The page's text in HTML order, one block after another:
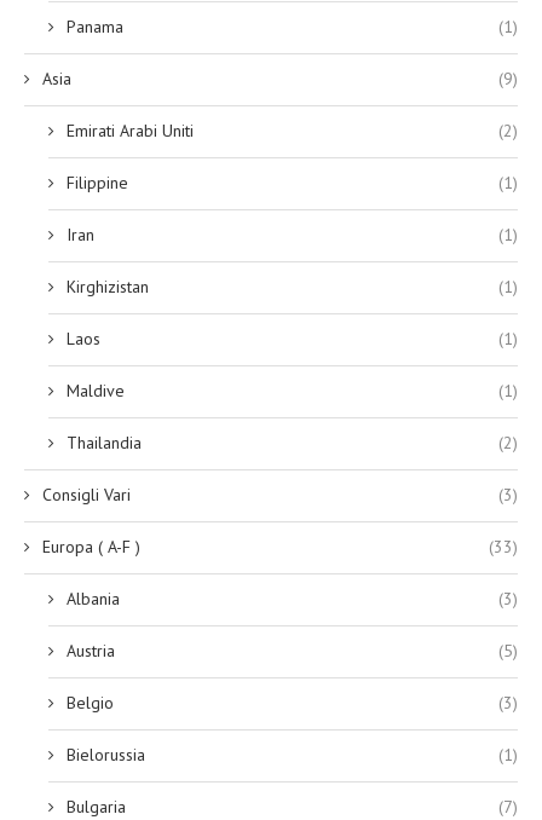
Panama (1)
Asia (9)
Emirati Arabi Uniti (2)
Filippine (1)
Iran (1)
Kirghizistan (1)
Laos (1)
Maldive (1)
Thailandia (2)
Consigli Vari (3)
Europa ( A-F ) (33)
Albania (3)
Austria (5)
Belgio (3)
Bielorussia (1)
Bulgaria (7)